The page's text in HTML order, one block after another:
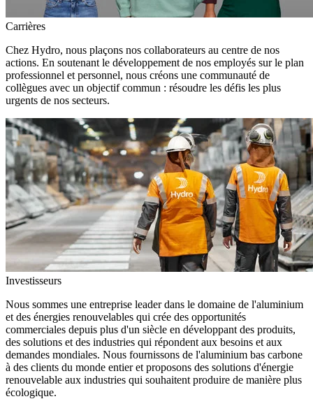
Carrières
Chez Hydro, nous plaçons nos collaborateurs au centre de nos
actions. En soutenant le développement de nos employés sur le plan
professionnel et personnel, nous créons une communauté de
collègues avec un objectif commun : résoudre les défis les plus
urgents de nos secteurs.
Investisseurs
Nous sommes une entreprise leader dans le domaine de l'aluminium
et des énergies renouvelables qui crée des opportunités
commerciales depuis plus d'un siècle en développant des produits,
des solutions et des industries qui répondent aux besoins et aux
demandes mondiales. Nous fournissons de l'aluminium bas carbone
à des clients du monde entier et proposons des solutions d'énergie
renouvelable aux industries qui souhaitent produire de manière plus
écologique.